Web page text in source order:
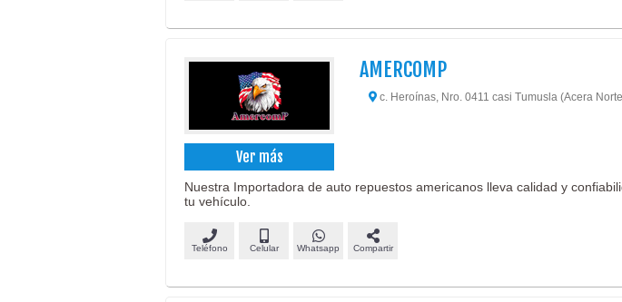
Ver más
AMERCOMP
c. Heroínas, Nro. 0411 casi Tumusla (Acera
Nuestra Importadora de auto repuestos americanos lleva calidad y
tu vehículo.
Teléfono Celular Whatsapp Compartir